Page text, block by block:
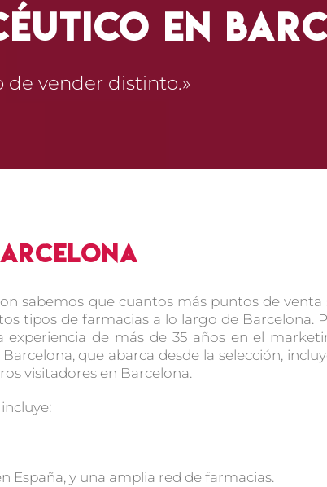
en
de vender distinto.»
sabemos que cuantos más puntos de venta
tipos de farmacias a lo largo de Barcelona.
de más de 35 años en el
que abarca desde la selección,
visitadores en Barcelona.
y una amplia red de farmacias.